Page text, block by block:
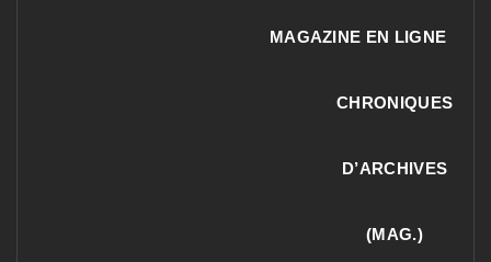
MAGAZINE EN LIGNE
CHRONIQUES
D’ARCHIVES
(MAG.)